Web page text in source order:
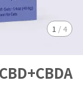
1 / 4